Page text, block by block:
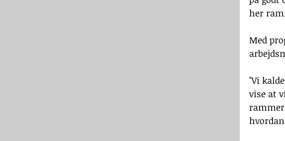
her
Med
"Vi
vise at